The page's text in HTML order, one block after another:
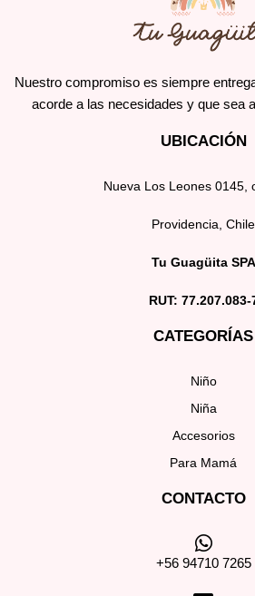
Nuestro compromiso es siempre
acorde a las necesidades y que sea
UBICACIÓN
Nueva Los Leones 0145,
Providencia, Chile
Tu Guagüita SPA
RUT: 77.207.083-
CATEGORÍAS
Niño
Niña
Accesorios
Para Mamá
CONTACTO
+56 94710 7265